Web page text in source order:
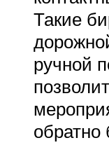
Такие
ручной
обратно